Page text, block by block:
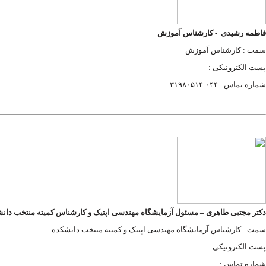
فاطمه رشیدی -کارشناس آموزش
سمت : کارشناس آموزش
پست الکترونیکی :
شماره تماس : ۰۴۴-۳۱۹۸۰۵۱۴
دکتر مجتبی طاهری – مسئول آزمایشگاه مهندسی اپتیک و کارشناس کمیته منتخب
سمت : کارشناس آزمایشگاه مهندسی اپتیک و کمیته منتخب دانشکده
پست الکترونیکی :
شماره تماس :